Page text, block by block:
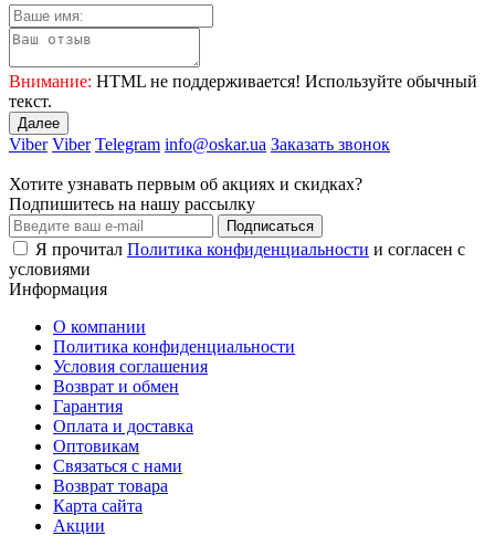
Внимание: HTML не поддерживается! Используйте обычный
текст.
Далее
Viber Viber Telegram info@oskar.ua Заказать звонок
Хотите узнавать первым об акциях и скидках?
Подпишитесь на нашу рассылку
Подписаться
Я прочитал Политика конфиденциальности и согласен с
условиями
Информация
О компании
Политика конфиденциальности
Условия соглашения
Возврат и обмен
Гарантия
Оплата и доставка
Оптовикам
Связаться с нами
Возврат товара
Карта сайта
Акции